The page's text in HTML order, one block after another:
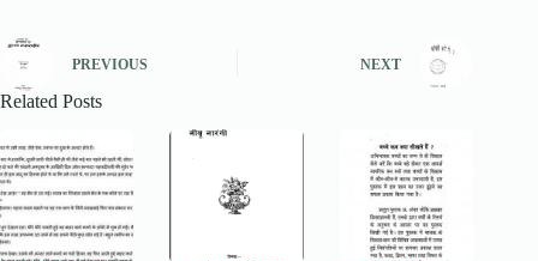
PREVIOUS NEXT
Related Posts